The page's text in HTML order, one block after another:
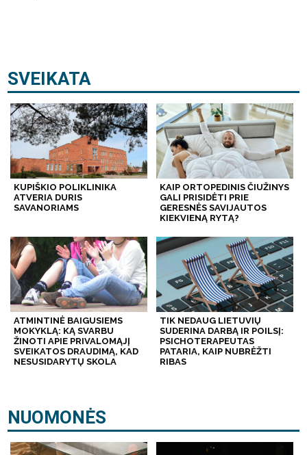
SVEIKATA
KUPIŠKIO POLIKLINIKA
ATVERIA DURIS
SAVANORIAMS
KAIP ORTOPEDINIS ČIUŽINYS
GALI PRISIDĖTI PRIE
GERESNĖS SAVIJAUTOS
KIEKVIENĄ RYTĄ?
ATMINTINĖ BAIGUSIEMS
MOKYKLĄ: KĄ SVARBU
ŽINOTI APIE PRIVALOMĄJĮ
SVEIKATOS DRAUDIMĄ, KAD
NESUSIDARYTŲ SKOLA
TIK NEDAUG LIETUVIŲ
SUDERINA DARBĄ IR POILSĮ:
PSICHOTERAPEUTAS
PATARIA, KAIP NUBRĖŽTI
RIBAS
NUOMONĖS